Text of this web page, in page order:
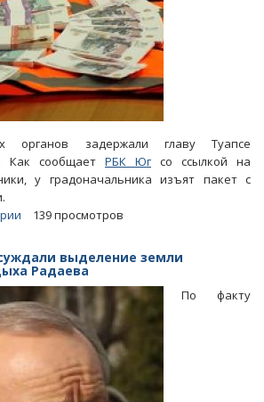
органов задержали главу Туапсе
Как сообщает РБК Юг со ссылкой на
у градоначальника изъят пакет с
139 просмотров
выделение земли
Радаева
По факту